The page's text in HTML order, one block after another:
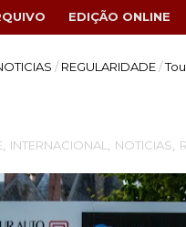
EDIÇÃO ONLINE
/ REGULARIDADE /
INTERNACIONAL NOTICIAS